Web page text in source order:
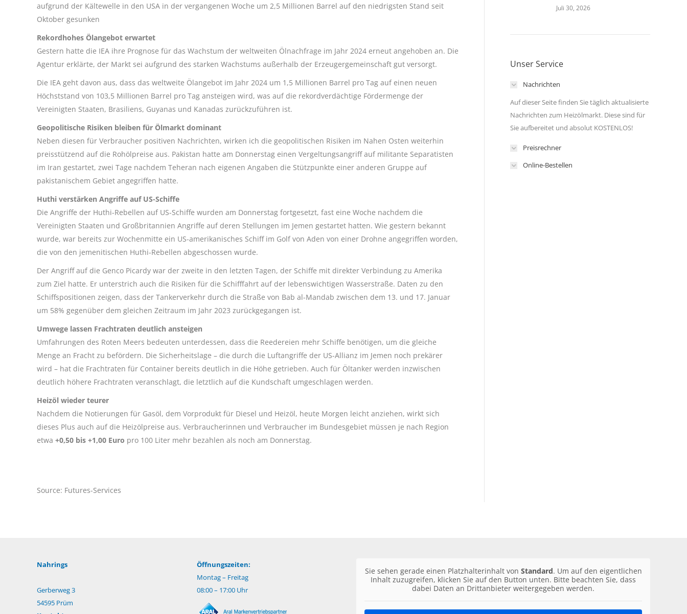
aufgrund der Kältewelle in den USA in der vergangenen Woche um 2,5 Millionen Barrel auf den niedrigsten Stand seit
Oktober gesunken
Rekordhohes Ölangebot erwartet
Gestern hatte die IEA ihre Prognose für das Wachstum der weltweiten Ölnachfrage im Jahr 2024 erneut angehoben an. Die
Agentur erklärte, der Markt sei aufgrund des starken Wachstums außerhalb der Erzeugergemeinschaft gut versorgt.
Die IEA geht davon aus, dass das weltweite Ölangebot im Jahr 2024 um 1,5 Millionen Barrel pro Tag auf einen neuen
Höchststand von 103,5 Millionen Barrel pro Tag ansteigen wird, was auf die rekordverdächtige Fördermenge der
Vereinigten Staaten, Brasiliens, Guyanas und Kanadas zurückzuführen ist.
Geopolitische Risiken bleiben für Ölmarkt dominant
Neben diesen für Verbraucher positiven Nachrichten, wirken ich die geopolitischen Risiken im Nahen Osten weiterhin
preisstützend auf die Rohölpreise aus. Pakistan hatte am Donnerstag einen Vergeltungsangriff auf militante Separatisten
im Iran gestartet, zwei Tage nachdem Teheran nach eigenen Angaben die Stützpunkte einer anderen Gruppe auf
pakistanischem Gebiet angegriffen hatte.
Huthi verstärken Angriffe auf US-Schiffe
Die Angriffe der Huthi-Rebellen auf US-Schiffe wurden am Donnerstag fortgesetzt, fast eine Woche nachdem die
Vereinigten Staaten und Großbritannien Angriffe auf deren Stellungen im Jemen gestartet hatten. Wie gestern bekannt
wurde, war bereits zur Wochenmitte ein US-amerikanisches Schiff im Golf von Aden von einer Drohne angegriffen worden,
die von den jemenitischen Huthi-Rebellen abgeschossen wurde.
Der Angriff auf die Genco Picardy war der zweite in den letzten Tagen, der Schiffe mit direkter Verbindung zu Amerika
zum Ziel hatte. Er unterstrich auch die Risiken für die Schifffahrt auf der lebenswichtigen Wasserstraße. Daten zu den
Schiffspositionen zeigen, dass der Tankerverkehr durch die Straße von Bab al-Mandab zwischen dem 13. und 17. Januar
um 58% gegenüber dem gleichen Zeitraum im Jahr 2023 zurückgegangen ist.
Umwege lassen Frachtraten deutlich ansteigen
Umfahrungen des Roten Meers bedeuten unterdessen, dass die Reedereien mehr Schiffe benötigen, um die gleiche
Menge an Fracht zu befördern. Die Sicherheitslage – die durch die Luftangriffe der US-Allianz im Jemen noch prekärer
wird – hat die Frachtraten für Container bereits deutlich in die Höhe getrieben. Auch für Öltanker werden inzwischen
deutlich höhere Frachtraten veranschlagt, die letztlich auf die Kundschaft umgeschlagen werden.
Heizöl wieder teurer
Nachdem die Notierungen für Gasöl, dem Vorprodukt für Diesel und Heizöl, heute Morgen leicht anziehen, wirkt sich
dieses Plus auch auf die Heizölpreise aus. Verbraucherinnen und Verbraucher im Bundesgebiet müssen je nach Region
etwa +0,50 bis +1,00 Euro pro 100 Liter mehr bezahlen als noch am Donnerstag.
Source: Futures-Services
Juli 30, 2026
Unser Service
Nachrichten
Auf dieser Seite finden Sie täglich aktualisierte
Nachrichten zum Heizölmarkt. Diese sind für
Sie aufbereitet und absolut KOSTENLOS!
Preisrechner
Online-Bestellen
Nahrings
Gerberweg 3
54595 Prüm
Öffnungszeiten:
Montag – Freitag
08:00 – 17:00 Uhr
Sie sehen gerade einen Platzhalterinhalt von Standard. Um auf den eigentlichen
Inhalt zuzugreifen, klicken Sie auf den Button unten. Bitte beachten Sie, dass
dabei Daten an Drittanbieter weitergegeben werden.